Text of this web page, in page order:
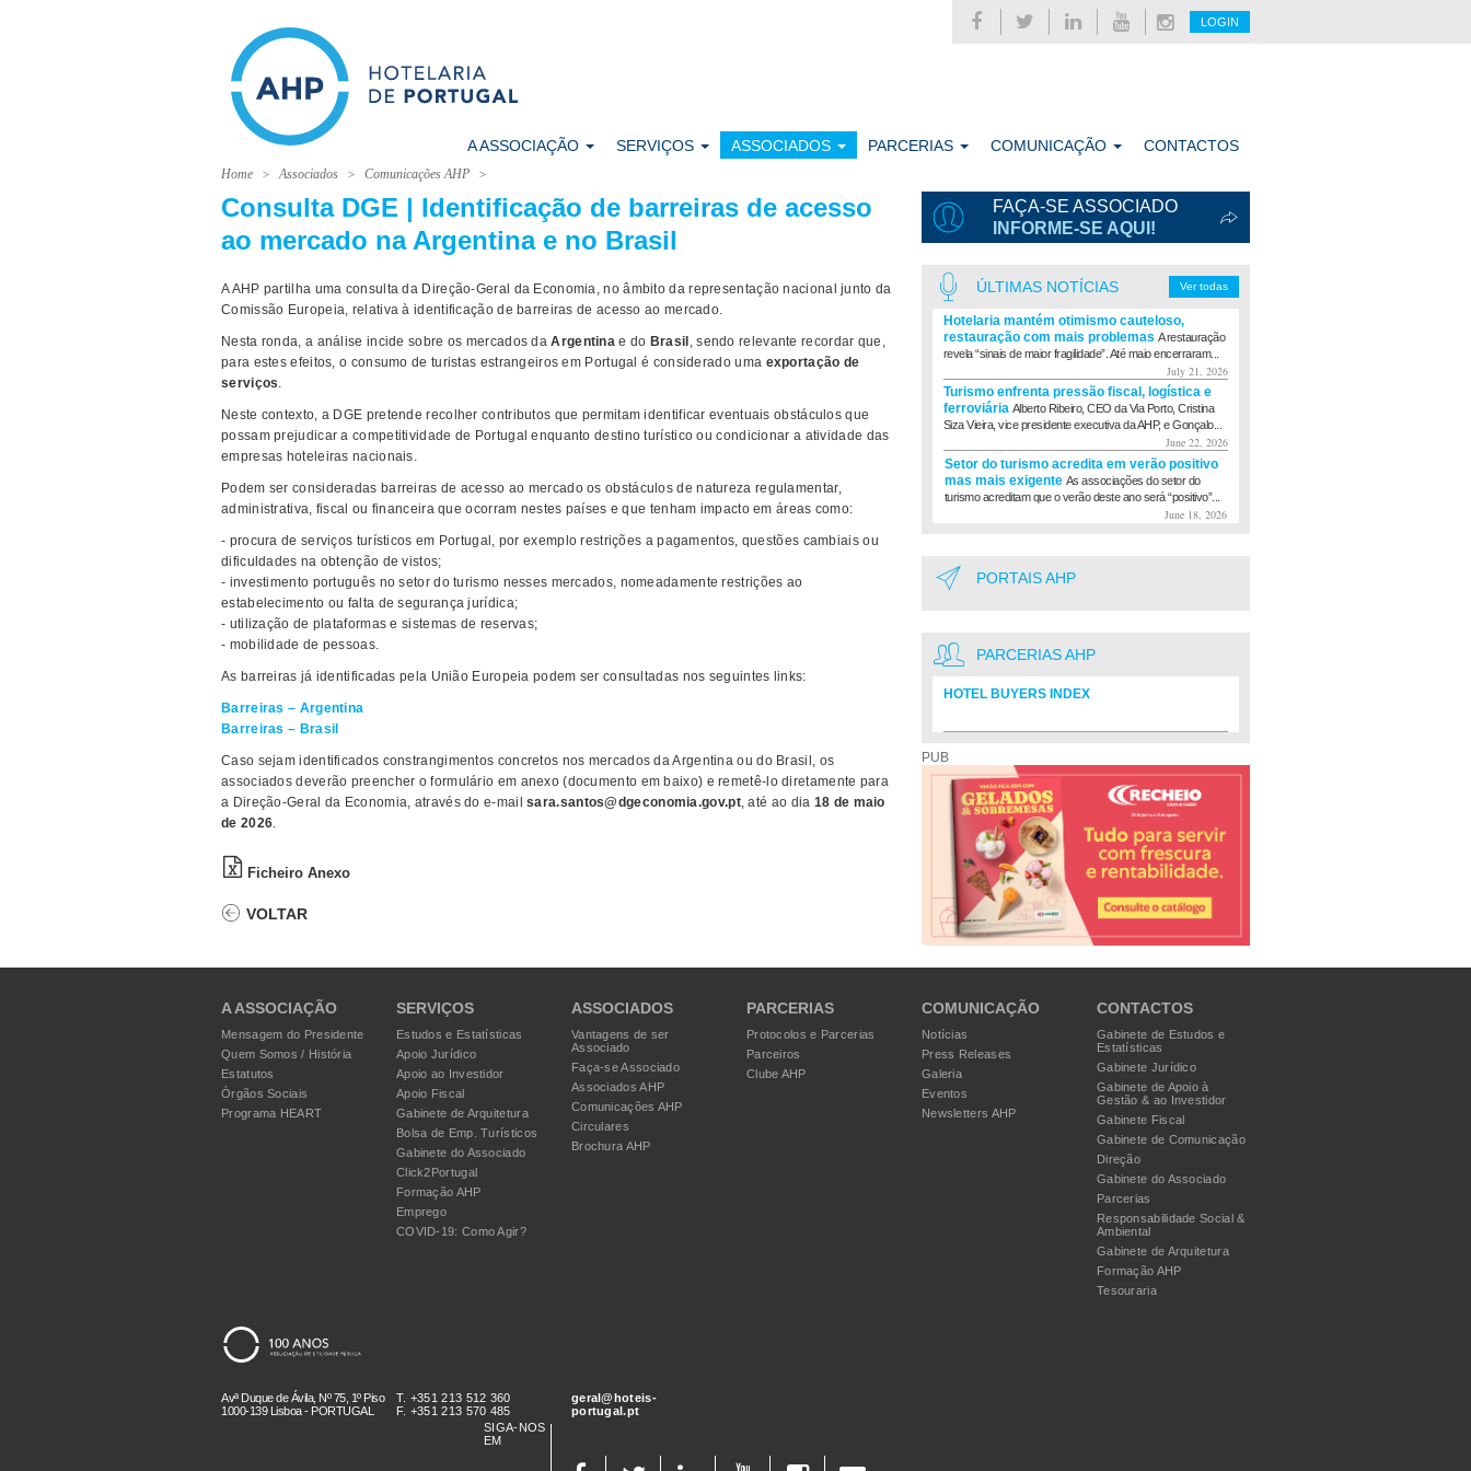
LOGIN
A ASSOCIAÇÃO SERVIÇOS ASSOCIADOS PARCERIAS COMUNICAÇÃO CONTACTOS
Home Associados Comunicações AHP
Consulta DGE | Identificação de barreiras de acesso
ao mercado na Argentina e no Brasil
A AHP partilha uma consulta da Direção-Geral da Economia, no âmbito da representação nacional junto da
Comissão Europeia, relativa à identificação de barreiras de acesso ao mercado.
Nesta ronda, a análise incide sobre os mercados daArgentina e do Brasil , sendo relevante recordar que,
para estes efeitos, o consumo de turistas estrangeiros em Portugal é considerado uma exportação de
serviços.
Neste contexto, a DGE pretende recolher contributos que permitam identificar eventuais obstáculos que
possam prejudicar a competitividade de Portugal enquanto destino turístico ou condicionar a atividade das
empresas hoteleiras nacionais.
Podem ser consideradas barreiras de acesso ao mercado os obstáculos de natureza regulamentar,
administrativa, fiscal ou financeira que ocorram nestes países e que tenham impacto em áreas como:
- procura de serviços turísticos em Portugal, por exemplo restrições a pagamentos, questões cambiais ou
dificuldades na obtenção de vistos;
- investimento português no setor do turismo nesses mercados, nomeadamente restrições ao
estabelecimento ou falta de segurança jurídica;
- utilização de plataformas e sistemas de reservas;
- mobilidade de pessoas.
As barreiras já identificadas pela União Europeia podem ser consultadas nos seguintes links:
Barreiras – Argentina
Barreiras – Brasil
Caso sejam identificados constrangimentos concretos nos mercados da Argentina ou do Brasil, os
associados deverão preencher o formulário em anexo (documento em baixo) e remetê-lo diretamente para
a Direção-Geral da Economia, através do e-mailsara.santos@dgeconomia.gov.pt, até ao dia 18 de maio
de 2026.
Ficheiro Anexo
VOLTAR
FAÇA-SE ASSOCIADO
INFORME-SE AQUI!
Ver todas
ÚLTIMAS NOTÍCIAS
Hotelaria mantém otimismo cauteloso,
restauração com mais problemas A restauração
revela “sinais de maior fragilidade”. Até maio encerraram...
July 21, 2026
Turismo enfrenta pressão fiscal, logística e
ferroviária Alberto Ribeiro, CEO da Via Porto, Cristina
Siza Vieira, vice presidente executiva da AHP, e Gonçalo...
June 22, 2026
Setor do turismo acredita em verão positivo
mas mais exigente As associações do setor do
turismo acreditam que o verão deste ano será “positivo”...
June 18, 2026
PORTAIS AHP
PARCERIAS AHP
HOTEL BUYERS INDEX
PUB
A ASSOCIAÇÃO
Mensagem do Presidente
Quem Somos / História
Estatutos
Órgãos Sociais
Programa HEART
SERVIÇOS
Estudos e Estatísticas
Apoio Jurídico
Apoio ao Investidor
Apoio Fiscal
Gabinete de Arquitetura
Bolsa de Emp. Turísticos
Gabinete do Associado
Click2Portugal
Formação AHP
Emprego
COVID-19: Como Agir?
ASSOCIADOS
Vantagens de ser
Associado
Faça-se Associado
Associados AHP
Comunicações AHP
Circulares
Brochura AHP
PARCERIAS
Protocolos e Parcerias
Parceiros
Clube AHP
COMUNICAÇÃO
Notícias
Press Releases
Galeria
Eventos
Newsletters AHP
CONTACTOS
Gabinete de Estudos e
Estatísticas
Gabinete Jurídico
Gabinete de Apoio à
Gestão & ao Investidor
Gabinete Fiscal
Gabinete de Comunicação
Direção
Gabinete do Associado
Parcerias
Responsabilidade Social &
Ambiental
Gabinete de Arquitetura
Formação AHP
Tesouraria
Avª Duque de Ávila, Nº 75, 1º Piso
1000-139 Lisboa - PORTUGAL
T. +351 213 512 360
F. +351 213 570 485
geral@hoteis-
portugal.pt
SIGA-NOS
EM